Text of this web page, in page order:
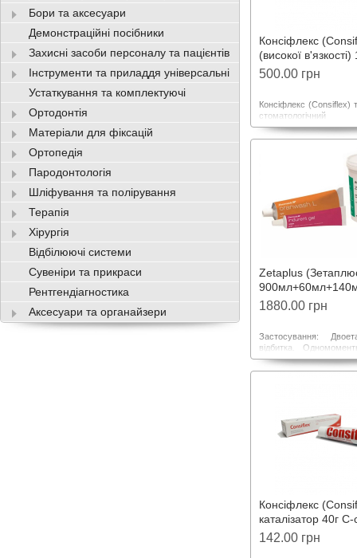
Консіфлекс
(високої
40г С-силікон 2611
500.00 грн
Консіфлекс (Consiflex)
стоматологічний
високов'язкий.
застосування в
анатомічних
шару в техніці
(двоетапного або
Zetaplus
силікон
1880.00 грн
Застосування:
відбитка.
матеріалами
Оптимальна
Консіфлекс
каталізатор 40г С-
142.00 грн
Бори та аксесуари
Демонстраційні посібники
Захисні засоби персоналу та пацієнтів
Інструменти та приладдя універсальні
Устаткування та комплектуючі
Ортодонтія
Матеріали для фіксацій
Ортопедія
Пародонтологія
Шліфування та полірування
Терапія
Хірургія
Відбілюючі системи
Сувеніри та прикраси
Рентгендіагностика
Аксесуари та органайзери